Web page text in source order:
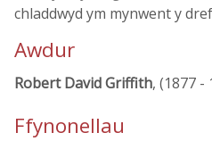
chladdwyd ym mynwent y
Awdur
Robert David Griffith, (1877 -
Ffynonellau